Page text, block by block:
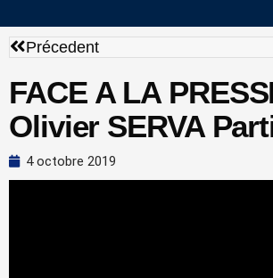
Précédent
Précedent
FACE A LA
Olivier SERVA
4 octobre 2019